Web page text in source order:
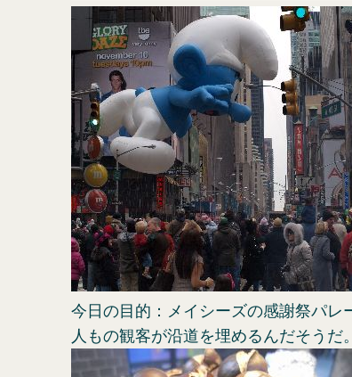
今日の目的：メイシーズの感謝祭パレ
人もの観客が沿道を埋めるんだそうだ。